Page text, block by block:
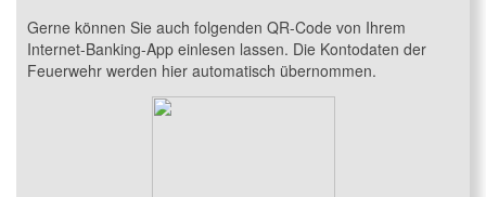
Gerne können Sie auch folgenden QR-Code von Ihrem
Internet-Banking-App einlesen lassen. Die Kontodaten der
Feuerwehr werden hier automatisch übernommen.